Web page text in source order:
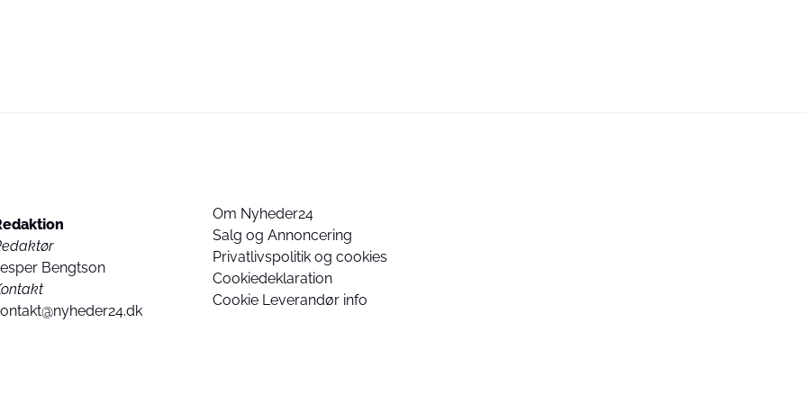
Bengtson
Om Nyheder24
Salg og Annoncering
Privatlivspolitik og cookies
Cookiedeklaration
Cookie Leverandør info